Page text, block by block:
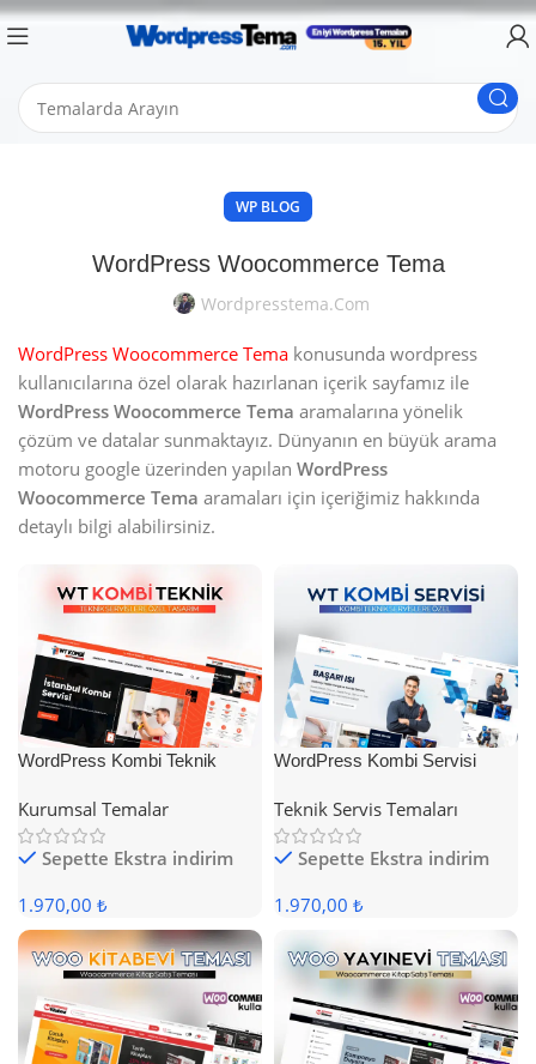
WP BLOG
WordPress Woocommerce Tema
Wordpresstema.com
WordPress Woocommerce Tema konusunda wordpress
kullanıcılarına özel olarak hazırlanan içerik sayfamız ile
WordPress Woocommerce Tema aramalarına yönelik
çözüm ve datalar sunmaktayız. Dünyanın en büyük arama
motoru google üzerinden yapılan WordPress
Woocommerce Tema aramaları için içeriğimiz hakkında
detaylı bilgi alabilirsiniz.
WordPress Kombi Teknik
Kurumsal Temalar
Sepette Ekstra indirim
1.970,00 ₺
WordPress Kombi Servisi
Teknik Servis Temaları
Sepette Ekstra indirim
1.970,00 ₺